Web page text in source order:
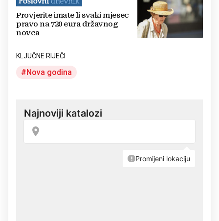
Provjerite imate li svaki mjesec
pravo na 720 eura državnog
novca
KLJUČNE RIJEČI
Nova godina